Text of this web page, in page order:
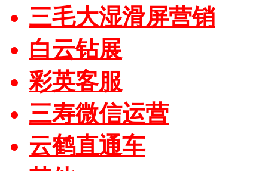
三毛大湿滑屏营销
白云钻展
彩英客服
三寿微信运营
云鹤直通车